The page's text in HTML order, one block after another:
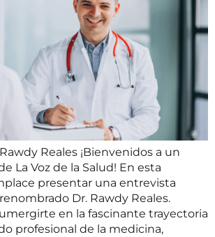
Reales ¡Bienvenidos a un
La Voz de la Salud! En esta
presentar una entrevista
Dr. Rawdy Reales.
en la fascinante trayectoria
profesional de la medicina,